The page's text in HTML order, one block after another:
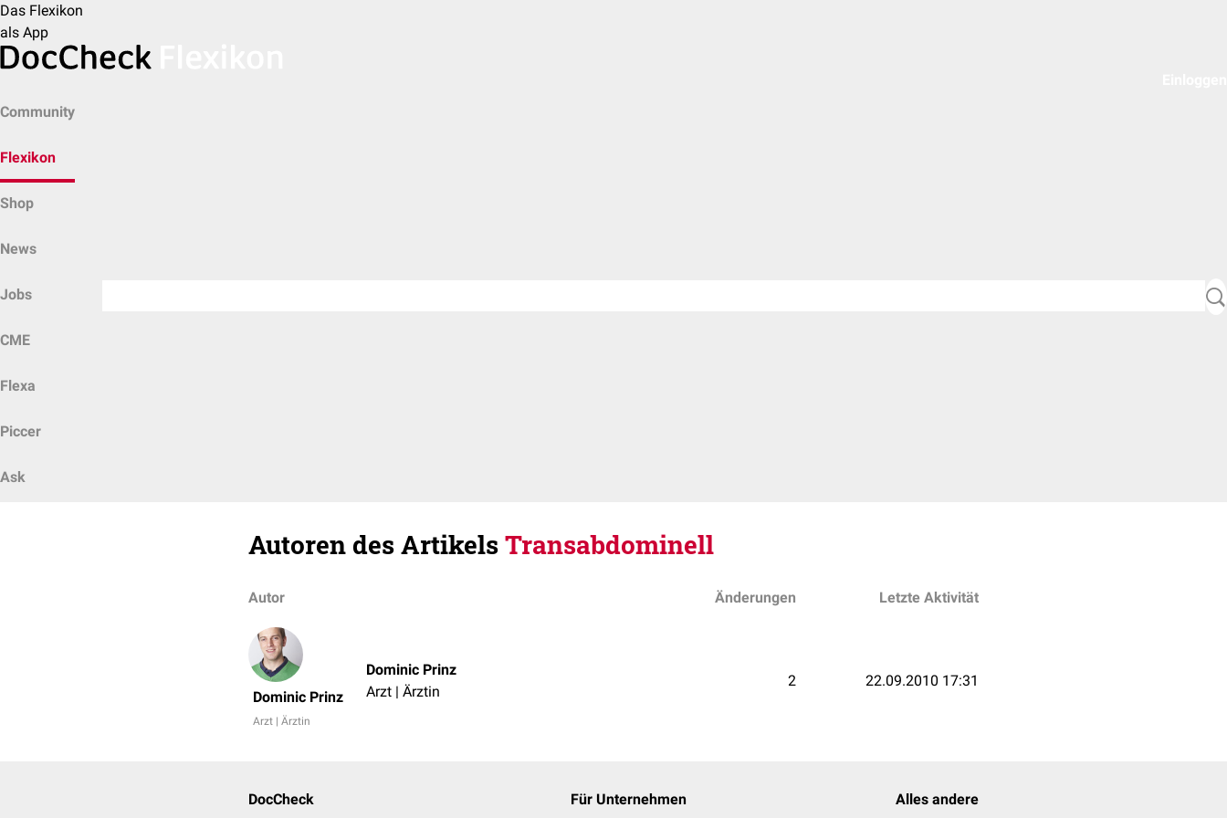
Das Flexikon
als App
Community
Flexikon
Shop
News
Jobs
CME
Flexa
Piccer
Ask
Autoren des ArtikelsTransabdominell
Autor Änderungen Letzte Aktivität
Dominic Prinz
Arzt | Ärztin
Dominic Prinz
Arzt | Ärztin
2 22.09.2010 17:31
DocCheck Für Unternehmen Alles andere